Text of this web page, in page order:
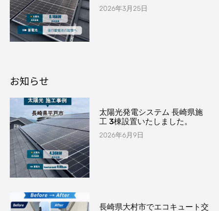
2026年3月25日
お知らせ
太陽光発電システム 長崎県施
工 3棟設置いたしました。
2026年6月9日
長崎県大村市でエコキュート交